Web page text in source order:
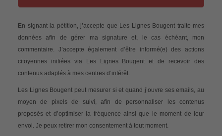
En signant la pétition, j’accepte que Les Lignes Bougent traite mes
données afin de gérer ma signature et, le cas échéant, mon
commentaire. J’accepte également d’être informé(e) des actions
citoyennes initiées via Les Lignes Bougent et de recevoir des
contenus adaptés à mes centres d’intérêt.
Les Lignes Bougent peut mesurer si et quand j’ouvre ses emails, au
moyen de pixels de suivi, afin de personnaliser les contenus
proposés et d’optimiser la fréquence ainsi que le moment de leur
envoi. Je peux retirer mon consentement à tout moment.